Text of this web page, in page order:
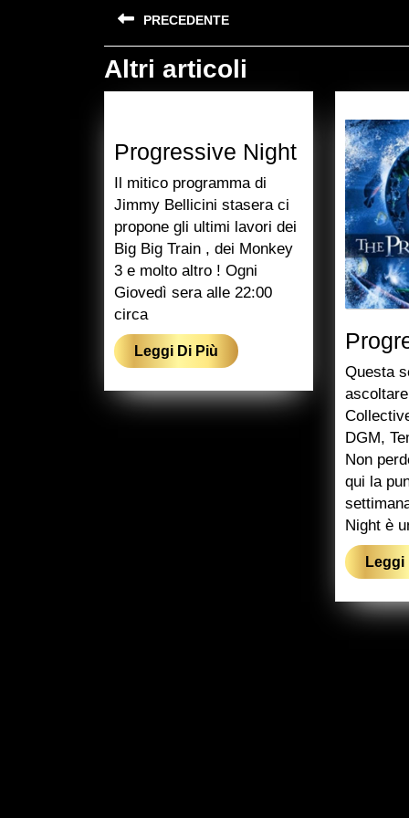
articoli
PRECEDENTE
Previous
post:
Altri articoli
Progressive Night
Night
Il mitico programma di
Jimmy Bellicini stasera ci
propone gli ultimi lavori dei
Big Big Train , dei Monkey
3 e molto altro ! Ogni
Giovedì sera alle 22:00
circa
Leggi Di Più Leggi
Di
Più
Questa
DGM,
Non
qui la
Night è
Leggi